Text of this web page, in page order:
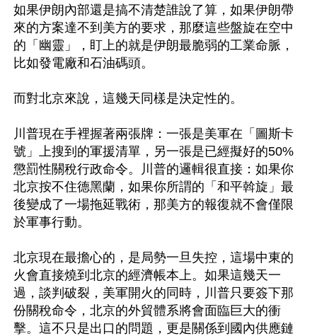
如果伊朗內部還是搞不清楚誰說了算，如果伊朗帶
來的方案達不到美方的要求，那麼這些盤旋在空中
的「幽靈」，盯上的就是伊朗最脆弱的工業命脈，
比如發電廠和石油碼頭。
而對北京來說，這幾天同樣是決定性的。
川普現在手裡握著兩張牌：一張是美軍在「圖斯卡
號」上搜到的軍援清單，另一張是已經擬好的50%
懲罰性關稅行政命令。川普的邏輯很直接：如果你
北京按不住德黑蘭，如果你所謂的「和平斡旋」最
後變成了一場拖延戰術，那美方的報復就不會僅限
於軍事行動。
北京現在最擔心的，是局勢一旦失控，這場中東的
火會直接燒到北京的經濟帳本上。如果這幾天一
過，談判破裂，美軍開火的同時，川普只要簽下那
份關稅命令，北京的外貿體系將會面臨巨大的衝
擊。這不只是出口的問題，更是關係到國內供應鏈